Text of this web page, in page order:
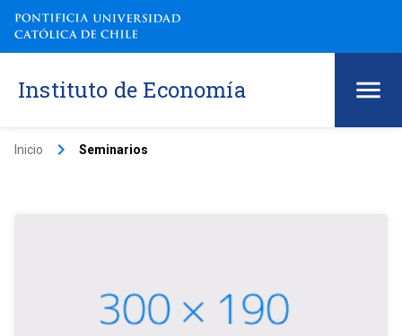
Instituto de Economía
Inicio keyboard_arrow_right Seminarios